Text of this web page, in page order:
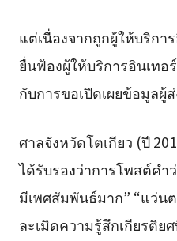
แต่เนื่องจากถูกผู้ให้บริกา
ยื่นฟ้องผู้ให้บริการอินเทอ
กับการขอเปิดเผยข้อมูลผู้
ศาลจังหวัดโตเกียว (ปี
ได้รับรองว่าการโพสต์คำ
มีเพศสัมพันธ์มาก” “แว่น
ละเมิดความรู้สึกเกียรติย